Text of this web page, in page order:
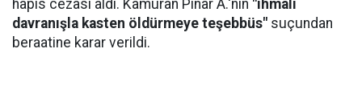
hapis cezası aldı. Kamuran Pınar A.'nın "ihmali
davranışla kasten öldürmeye teşebbüs" suçundan
beraatine karar verildi.